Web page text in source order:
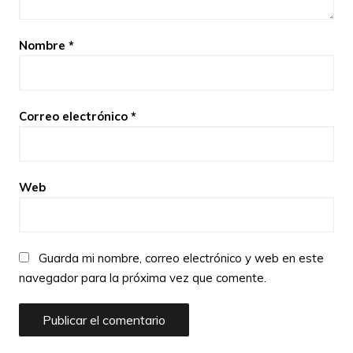
Nombre *
Correo electrónico *
Web
Guarda mi nombre, correo electrónico y web en este
navegador para la próxima vez que comente.